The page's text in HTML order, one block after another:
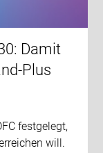
Damit
Plus
festgelegt,
will.